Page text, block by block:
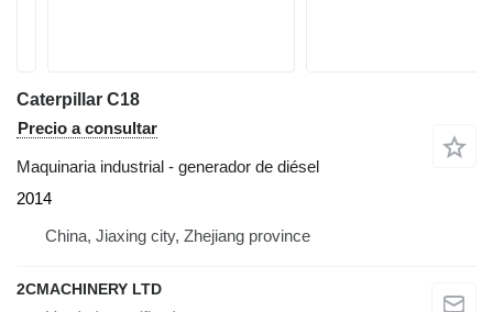
Caterpillar C18
Precio a consultar
Maquinaria industrial - generador de diésel
2014
China, Jiaxing city, Zhejiang province
2CMACHINERY LTD